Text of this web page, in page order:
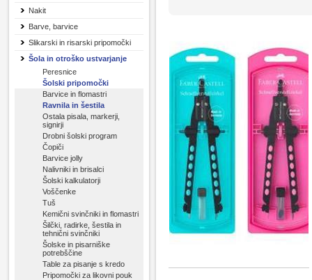
Nakit
Barve, barvice
Slikarski in risarski pripomočki
Šola in otroško ustvarjanje
Peresnice
Šolski pripomočki
Barvice in flomastri
Ravnila in šestila
Ostala pisala, markerji,
signirji
Drobni šolski program
Čopiči
Barvice jolly
Nalivniki in brisalci
Šolski kalkulatorji
Voščenke
Tuš
Kemični svinčniki in flomastri
Šilčki, radirke, šestila in
tehnični svinčniki
Šolske in pisarniške
potrebščine
Table za pisanje s kredo
Pripomočki za likovni pouk